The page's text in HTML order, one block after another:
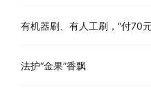
有机器刷、有人工刷，“付70
法护“金果”香飘